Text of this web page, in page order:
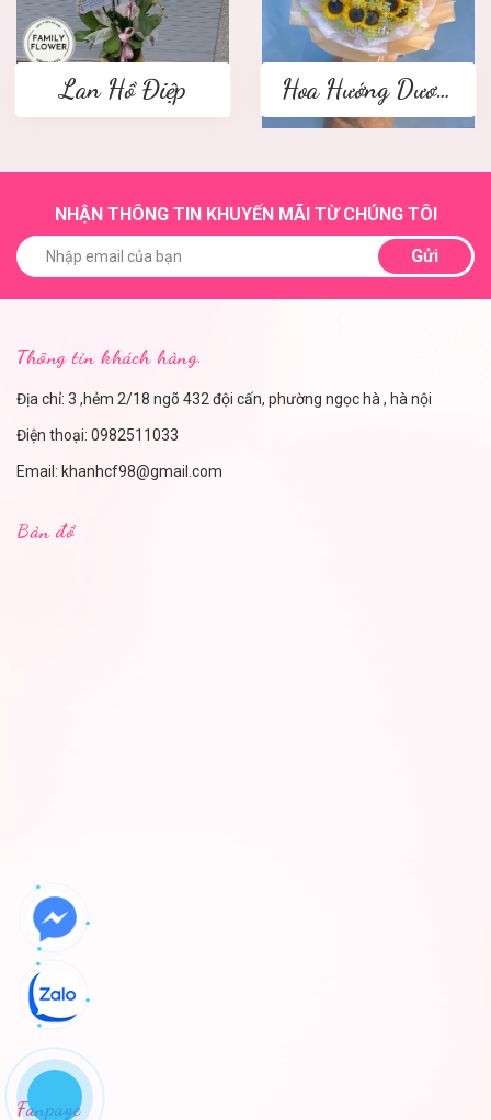
Lan Hồ Điệp Hoa Hướng Dương
NHẬN THÔNG TIN KHUYẾN MÃI TỪ CHÚNG TÔI
Gửi
Thông tin khách hàng.
Địa chỉ: 3 ,hẻm 2/18 ngõ 432 đội cấn, phường ngọc hà , hà nội
Điện thoại: 0982511033
Email: khanhcf98@gmail.com
Bản đồ
Fanpage